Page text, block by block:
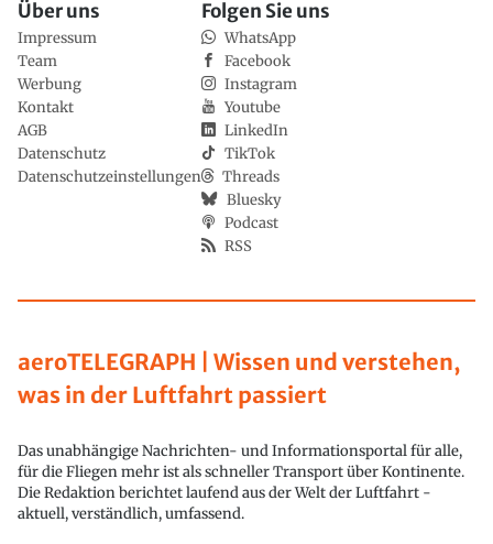
aeroTELEGRAPH | Wissen und verstehen,
was in der Luftfahrt passiert
Das unabhängige Nachrichten- und Informationsportal für alle,
für die Fliegen mehr ist als schneller Transport über Kontinente.
Die Redaktion berichtet laufend aus der Welt der Luftfahrt -
aktuell, verständlich, umfassend.
Über uns
Impressum
Team
Werbung
Kontakt
AGB
Datenschutz
Datenschutzeinstellungen
Folgen Sie uns
WhatsApp
Facebook
Instagram
Youtube
LinkedIn
TikTok
Threads
Bluesky
Podcast
RSS